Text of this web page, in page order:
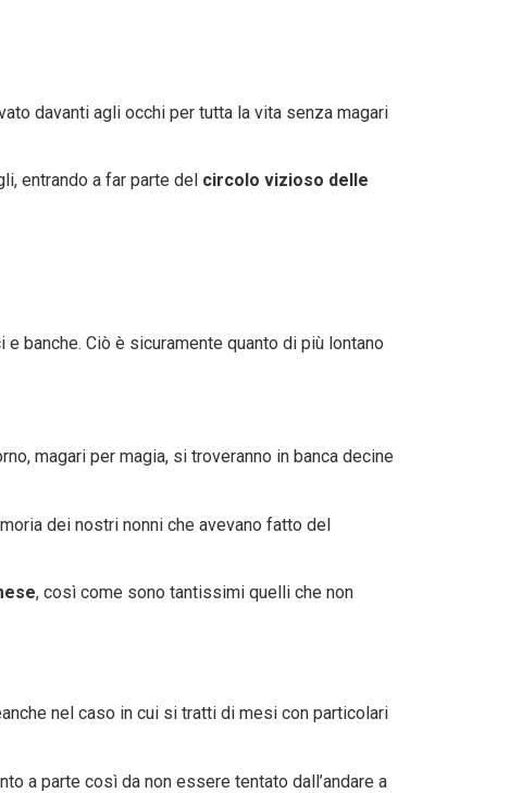
davanti agli occhi per tutta la vita senza magari
entrando a far parte del circolo vizioso delle
banche. Ciò è sicuramente quanto di più lontano
magari per magia, si troveranno in banca decine
dei nostri nonni che avevano fatto del
, così come sono tantissimi quelli che non
nel caso in cui si tratti di mesi con particolari
a parte così da non essere tentato dall’andare a